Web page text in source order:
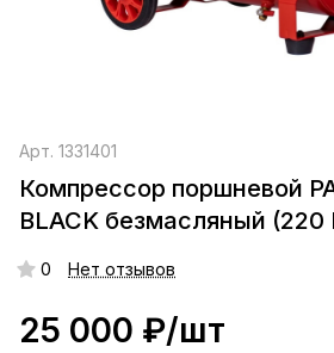
Арт. 1331401
Компрессор поршневой
BLACK безмасляный (220
0 Нет отзывов
25 000 ₽/шт